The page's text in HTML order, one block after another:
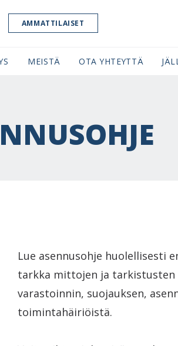
AMMATTILAISET
MEISTÄ OTA YHTEYTTÄ
Lue asennusohje huolellisesti
tarkka mittojen ja tarkistusten
varastoinnin, suojauksen,
toimintahäiriöistä.